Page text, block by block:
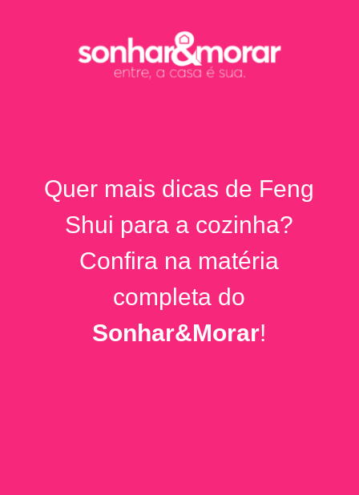
Quer mais dicas de Feng
Shui para a cozinha?
Confira na matéria
completa do
Sonhar&Morar!